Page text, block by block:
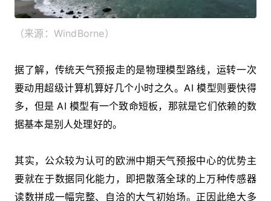
（来源：WindBorne）
据了解，传统天气预报走的是物理模型路线，运转一次
要动用超级计算机算好几个小时之久。AI 模型则要快得
多，但是 AI 模型有一个致命短板，那就是它们依赖的数
据基本是别人处理好的。
其实，公众较为认可的欧洲中期天气预报中心的优势主
要就在于数据同化能力，即把散落全球的上万种传感器
读数拼成一幅完整、自洽的大气初始场。正因此绝大多